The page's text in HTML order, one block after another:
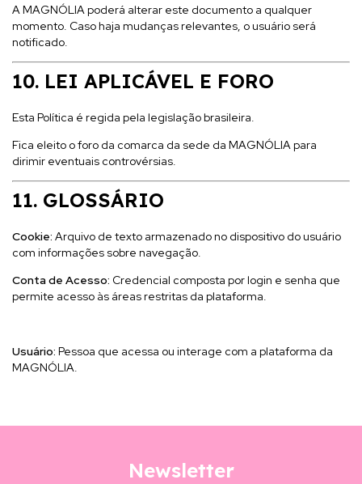
A MAGNÓLIA poderá alterar este documento a qualquer
momento. Caso haja mudanças relevantes, o usuário será
notificado.
10. LEI APLICÁVEL E FORO
Esta Política é regida pela legislação brasileira.
Fica eleito o foro da comarca da sede da MAGNÓLIA para
dirimir eventuais controvérsias.
11. GLOSSÁRIO
Cookie: Arquivo de texto armazenado no dispositivo do usuário
com informações sobre navegação.
Conta de Acesso: Credencial composta por login e senha que
permite acesso às áreas restritas da plataforma.
Usuário: Pessoa que acessa ou interage com a plataforma da
MAGNÓLIA.
Newsletter